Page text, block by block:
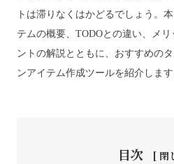
お問い合わせ
採用情報
トは滞りなくはかどるでしょう。
テムの概要、TODOとの違い、メ
ントの解説とともに、おすすめの
ンアイテム作成ツールを紹介します
目次